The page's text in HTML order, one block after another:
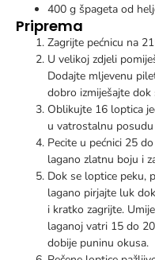
400 g špageta od
Priprema
Zagrijte pećnicu na
U velikoj zdjeli
Dodajte mljevenu
dobro izmiješajte
Oblikujte 16 loptica
u vatrostalnu
Pecite u pećnici 25
lagano zlatnu boju i
Dok se loptice peku,
lagano pirjajte luk
i kratko zagrijte.
laganoj vatri 15 do
dobije puninu okusa.